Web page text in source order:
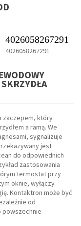
4026058267291
4026058267291
zaczepem, który
a ramą. We
sygnalizuje
jest
do odpowiednich
zastosowania
termostat przy
oknie, wyłączy
Kontaktron może być
od
powszechnie